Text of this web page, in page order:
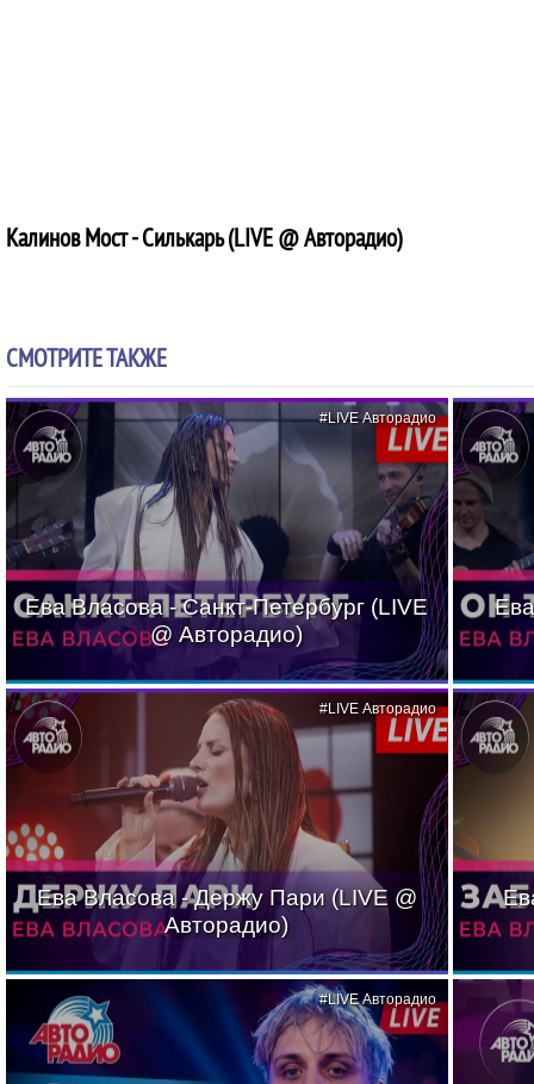
Калинов Мост - Силькарь (LIVE @ Авторадио)
СМОТРИТЕ ТАКЖЕ
Ева Власова - Санкт-Петербург (LIVE
@ Авторадио)
#LIVE Авторадио
Ева Власова - Держу Пари (LIVE @
Авторадио)
#LIVE Авторадио
#LIVE Авторадио